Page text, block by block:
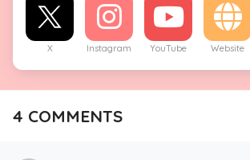
X Instagram YouTube Website
4 COMMENTS